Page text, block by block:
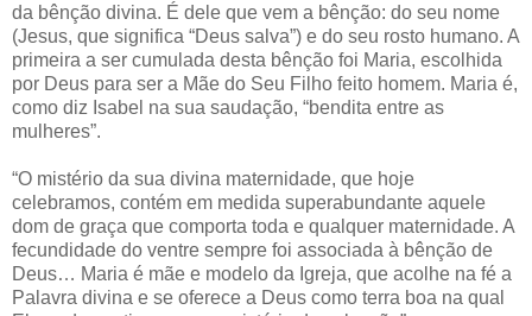
da bênção divina. É dele que vem a bênção: do seu nome
(Jesus, que significa “Deus salva”) e do seu rosto humano. A
primeira a ser cumulada desta bênção foi Maria, escolhida
por Deus para ser a Mãe do Seu Filho feito homem. Maria é,
como diz Isabel na sua saudação, “bendita entre as
mulheres”.
“O mistério da sua divina maternidade, que hoje
celebramos, contém em medida superabundante aquele
dom de graça que comporta toda e qualquer maternidade. A
fecundidade do ventre sempre foi associada à bênção de
Deus… Maria é mãe e modelo da Igreja, que acolhe na fé a
Palavra divina e se oferece a Deus como terra boa na qual